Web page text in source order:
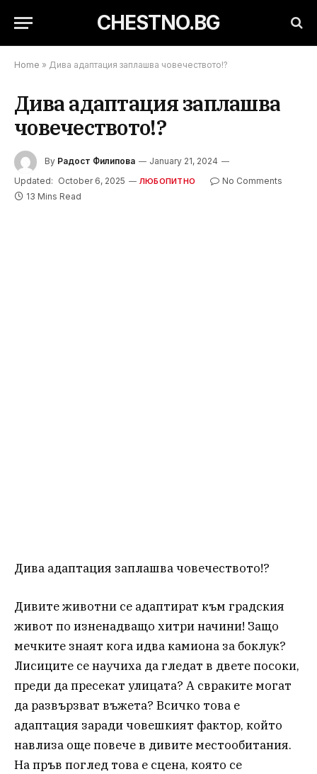
CHESTNO.BG
Home » Дива адаптация заплашва човечеството!?
Дива адаптация заплашва
човечеството!?
By Радост Филипова
January 21, 2024
Updated: October 6, 2025 ЛЮБОПИТНО
No Comments
13 Mins Read
Дива адаптация заплашва човечеството!?
Дивите животни се адаптират към градския
живот по изненадващо хитри начини! Защо
мечките знаят кога идва камиона за боклук?
Лисиците се научиха да гледат в двете посоки,
преди да пресекат улицата? А свраките могат
да развързват въжета? Всичко това е
адаптация заради човешкият фактор, който
навлиза още повече в дивите местообитания.
На пръв поглед това е сцена, която се